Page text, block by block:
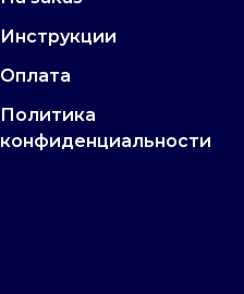
Инструкции
Оплата
Политика
конфиденциальности